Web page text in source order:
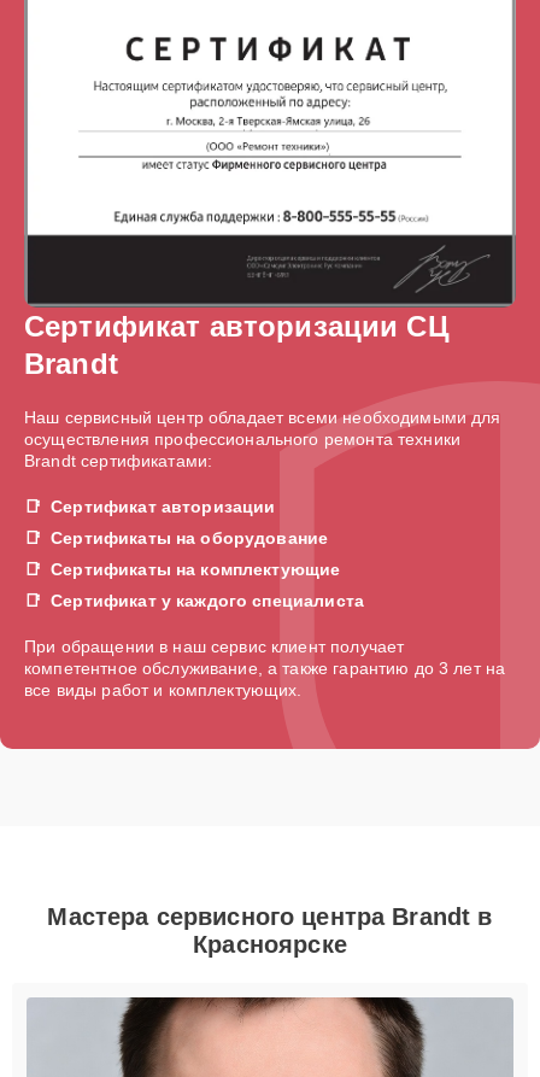
Сертификат авторизации СЦ
Brandt
Наш сервисный центр обладает всеми необходимыми для
осуществления профессионального ремонта техники
Brandt сертификатами:
Сертификат авторизации
Сертификаты на оборудование
Сертификаты на комплектующие
Сертификат у каждого специалиста
При обращении в наш сервис клиент получает
компетентное обслуживание, а также гарантию до 3 лет на
все виды работ и комплектующих.
Мастера сервисного центра Brandt в
Красноярске